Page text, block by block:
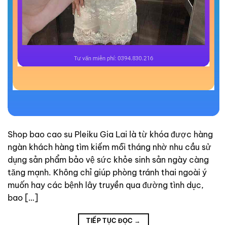
Shop bao cao su Pleiku Gia Lai là từ khóa được hàng
ngàn khách hàng tìm kiếm mỗi tháng nhờ nhu cầu sử
dụng sản phẩm bảo vệ sức khỏe sinh sản ngày càng
tăng mạnh. Không chỉ giúp phòng tránh thai ngoài ý
muốn hay các bệnh lây truyền qua đường tình dục,
bao […]
TIẾP TỤC ĐỌC →